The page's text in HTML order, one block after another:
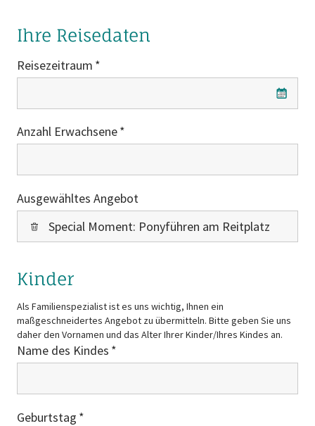
Ihre Reisedaten
Reisezeitraum
Anzahl Erwachsene
Ausgewähltes Angebot
Special Moment: Ponyführen am Reitplatz
Kinder
Als Familienspezialist ist es uns wichtig, Ihnen ein
maßgeschneidertes Angebot zu übermitteln. Bitte geben Sie uns
daher den Vornamen und das Alter Ihrer Kinder/Ihres Kindes an.
Name des Kindes
Geburtstag